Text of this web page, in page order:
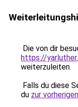
Die von dir
https://
weiterzuleiten.
Falls du diese
du zur